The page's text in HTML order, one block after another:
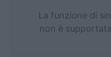
La funzione di
non è